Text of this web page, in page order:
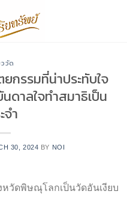
วัด
กรรมที่น่าประทับใจ
ดาลใจทำสมาธิเป็น
จำ
30, 2024 BY NOI
หวัดพิษณุโลกเป็นวัดอันเงียบ